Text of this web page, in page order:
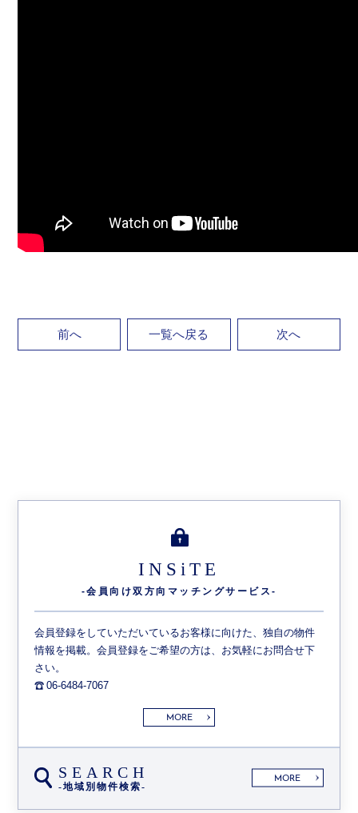
前へ 一覧へ戻る 次へ
INSiTE
-会員向け双方向 マッチングサービス-
会員登録をしていただいているお客様に向けた、独自の物件
情報を掲載。会員登録をご希望の方は、お気軽にお問合せ下
さい。
06-6484-7067
MORE
SEARCH
-地域別物件検索-
MORE